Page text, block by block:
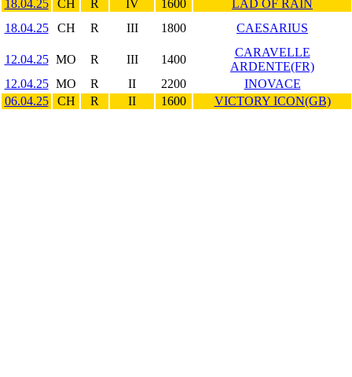
18.04.25
CH R IV 1600
LAD OF RAIN
18.04.25
CH R III 1800 CAESARIUS
12.04.25 MO R III 1400
CARAVELLE
ARDENTE(FR)
12.04.25 MO R II 2200
INOVACE
06.04.25
CH R II 1600 VICTORY ICON(GB)